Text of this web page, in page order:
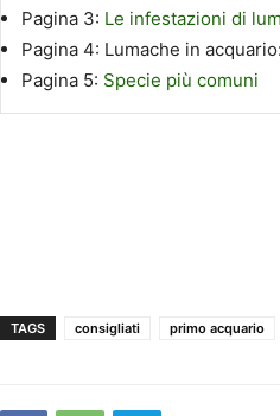
Pagina 3: Le infestazioni di
Pagina 4: Lumache in
Pagina 5: Specie più comuni
TAGS consigliati primo acquario